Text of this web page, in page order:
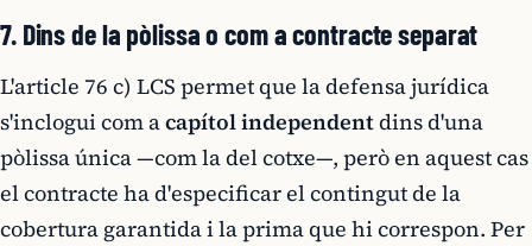
7. Dins de la pòlissa o com a contracte separat
L'article 76 c) LCS permet que la defensa jurídica
s'inclogui com acapítol independentdins d'una
pòlissa única —com la del cotxe—, però en aquest cas
el contracte ha d'especificar el contingut de la
cobertura garantida i la prima que hi correspon. Per